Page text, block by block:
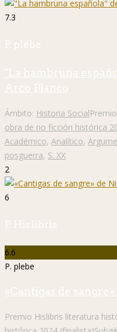
7.3
P. plebe
"La hambruna
Arco Blanco
Ámbito: Historia Social
obra de no ficción histórica
Académico, Analítico,
posguerra, S. XX
2
6
P. Hislibris
6.6
P. plebe
«Cantigas de
Premio Hislibris literatura